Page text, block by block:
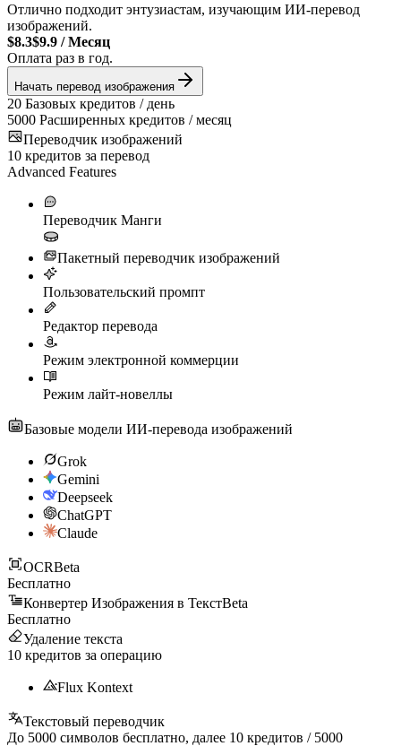
Отлично подходит энтузиастам, изучающим ИИ-перевод
изображений.
$8.3$9.9 /Месяц
Оплата раз в год.
Начать перевод изображения
20 Базовых кредитов / день
5000 Расширенных кредитов / месяц
Переводчик изображений
10 кредитов за перевод
Advanced Features
Переводчик Манги
Пакетный переводчик изображений
Пользовательский промпт
Редактор перевода
Режим электронной коммерции
Режим лайт-новеллы
Базовые модели ИИ-перевода изображений
Grok
Gemini
Deepseek
ChatGPT
Claude
OCRBeta
Бесплатно
Конвертер Изображения в ТекстBeta
Бесплатно
Удаление текста
10 кредитов за операцию
Flux Kontext
Текстовый переводчик
До 5000 символов бесплатно, далее 10 кредитов / 5000